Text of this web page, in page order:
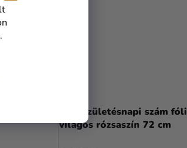
0-ás születésnapi szám
világos rózsaszín 72 cm